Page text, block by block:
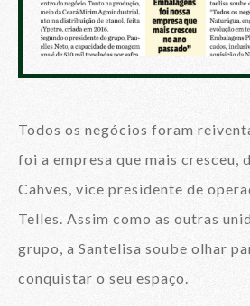
Todos os negócios foram
foi a empresa que mais cresceu,
Cahves, vice presidente de
Telles. Assim como as outras
grupo, a Santelisa soube olhar
conquistar o seu espaço.